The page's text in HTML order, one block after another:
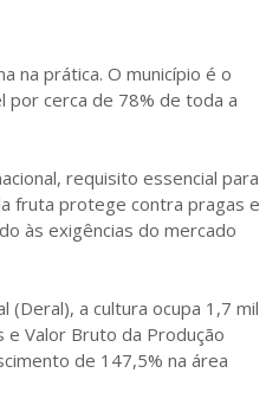
na prática. O município é o
por cerca de 78% de toda a
requisito essencial para
fruta protege contra pragas e
às exigências do mercado
(Deral), a cultura ocupa 1,7 mil
e Valor Bruto da Produção
de 147,5% na área